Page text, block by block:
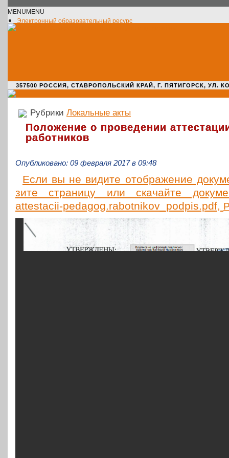
MENUMENU
Электронный образовательный ресурс
357500 РОССИЯ, СТАВРОПОЛЬСКИЙ КРАЙ, Г. ПЯТИГОРСК, УЛ.
Рубрики Локальные акты
Положение о проведении
работников
Опубликовано: 09 февраля 2017 в 09:48
Если вы не видите отоб­ра­же­ние
зи­те стра­ни­цу или ска­чай­те
attestacii-pedagog.rabotnikov_podpis.pdf,